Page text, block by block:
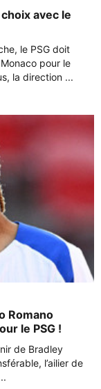
avec le
le PSG doit
pour le
la direction ...
Romano
le PSG !
de Bradley
l’ailier de